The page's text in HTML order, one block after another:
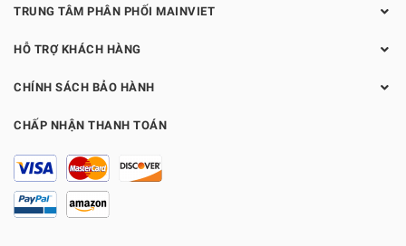
TRUNG TÂM PHÂN PHỐI MAINVIET
HỖ TRỢ KHÁCH HÀNG
CHÍNH SÁCH BẢO HÀNH
CHẤP NHẬN THANH TOÁN